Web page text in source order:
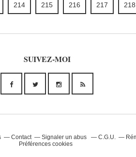
214 215 216 217 218
SUIVEZ-MOI
Contact Signaler un abus C.G.U.
Préférences cookies